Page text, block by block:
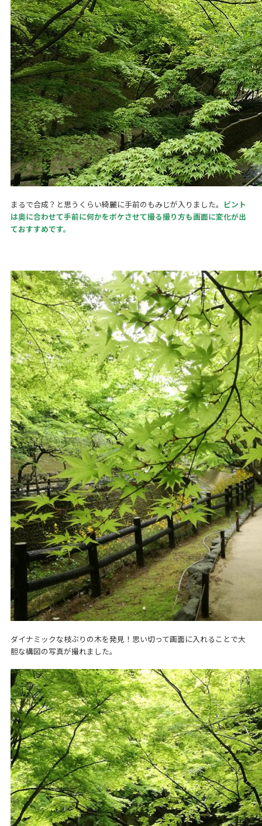
まるで合成？と思うくらい綺麗に手前のもみじが入りました。 ピント
は奥に合わせて手前に何かをボケさせて撮る撮り方も画面に変化が出
ておすすめです。
ダイナミックな枝ぶりの木を発見！思い切って画面に入れることで大
胆な構図の写真が撮れました。